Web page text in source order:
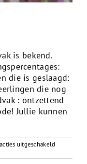
is bekend.
die is geslaagd:
die nog
: ontzettend
Jullie kunnen
uitgeschakeld
1e